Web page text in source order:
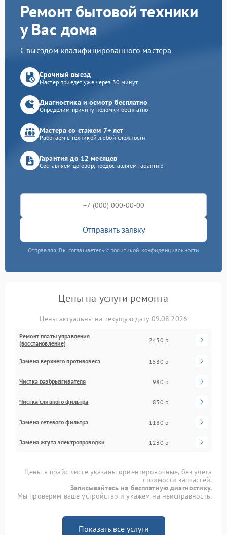
Ремонт бытовой техники
у Вас дома
С выездом квалифицированного мастера
Срочный выезд
Мастер приедет уже через 30 минут
Диагностика и осмотр бесплатно
Определим причину поломки бесплатно
Мастера со стажем 7+ лет
Работаем с техникой любой сложности
Гарантия до 12 месяцев
Составляем договор, предоставляем гарантию
Отправить заявку
Отправляя, Вы соглашаетесь с политикой конфиденциальности
Цены на услуги ремонта
Цены актуальны на текущую дату 09.08.2026
Ремонт платы управления
(восстановление)
2430 р
Замена верхнего противовеса 1580 р
Чистка разбрызгивателя 980 р
Чистка сливного фильтра 830 р
Замена сетевого фильтра 1180 р
Замена жгута электропроводки 1230 р
Цены в прайс-листе указаны ориентировочные, без учета
стоимости запчастей.
Записывайтесь на бесплатную диагностику.
Мы проверим ваше устройство и укажем на неисправность.
Показать все услуги